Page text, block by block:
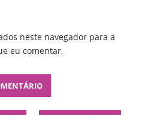
neste navegador para a
eu comentar.